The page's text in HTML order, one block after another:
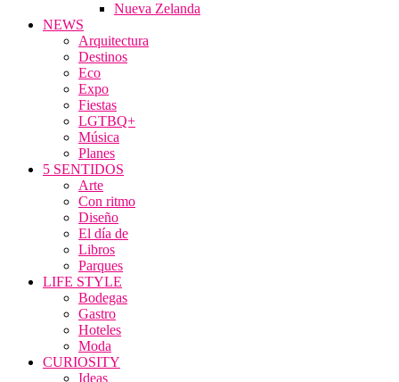
Nueva Zelanda
NEWS
Arquitectura
Destinos
Eco
Expo
Fiestas
LGTBQ+
Música
Planes
5 SENTIDOS
Arte
Con ritmo
Diseño
El día de
Libros
Parques
LIFE STYLE
Bodegas
Gastro
Hoteles
Moda
CURIOSITY
Ideas